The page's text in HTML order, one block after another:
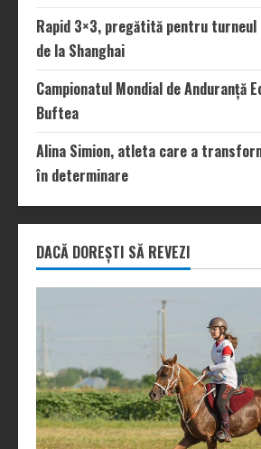
Rapid 3×3, pregătită pentru turneul
de la Shanghai
Campionatul Mondial de Anduranță
Buftea
Alina Simion, atleta care a
în determinare
DACĂ DOREȘTI SĂ REVEZI